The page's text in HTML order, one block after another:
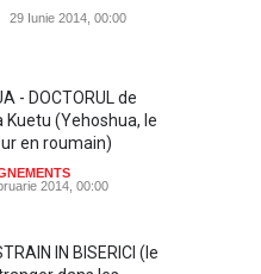
29 Iunie 2014, 00:00
- DOCTORUL de
Kuetu (Yehoshua, le
en roumain)
2014, 00:00
IN BISERICI (le